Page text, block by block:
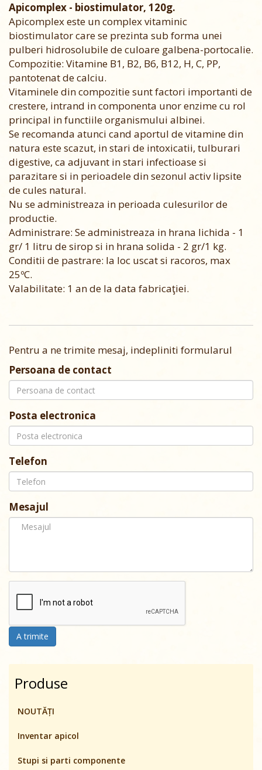
Apicomplex - biostimulator, 120g.
Apicomplex este un complex vitaminic
biostimulator care se prezinta sub forma unei
pulberi hidrosolubile de culoare galbena-portocalie.
Compozitie: Vitamine B1, B2, B6, B12, H, C, PP,
pantotenat de calciu.
Vitaminele din compozitie sunt factori importanti de
crestere, intrand in componenta unor enzime cu rol
principal in functiile organismului albinei.
Se recomanda atunci cand aportul de vitamine din
natura este scazut, in stari de intoxicatii, tulburari
digestive, ca adjuvant in stari infectioase si
parazitare si in perioadele din sezonul activ lipsite
de cules natural.
Nu se administreaza in perioada culesurilor de
productie.
Administrare: Se administreaza in hrana lichida - 1
gr/ 1 litru de sirop si in hrana solida - 2 gr/1 kg.
Conditii de pastrare: la loc uscat si racoros, max
25ºC.
Valabilitate: 1 an de la data fabricaţiei.
Pentru a ne trimite mesaj, indepliniti formularul
Persoana de contact
Posta electronica
Telefon
Mesajul
A trimite
Produse
NOUTĂȚI
Inventar apicol
Stupi si parti componente